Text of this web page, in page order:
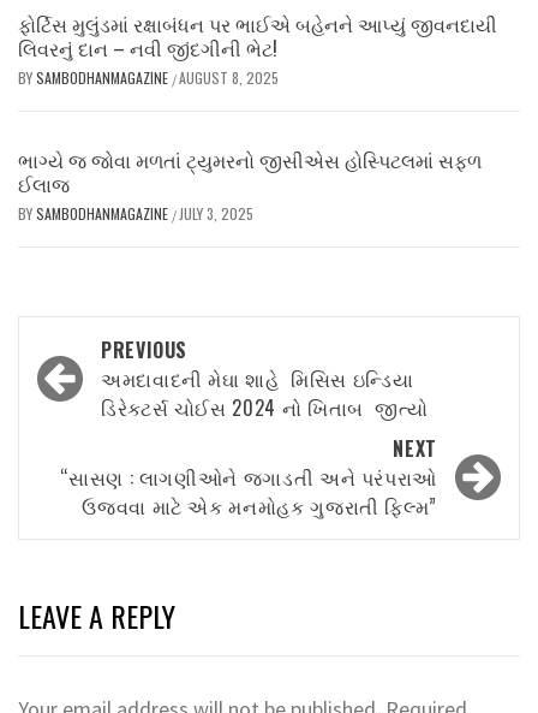
ફોર્ટિસ મુલુંડમાં રક્ષાબંધન પર ભાઈએ બહેનને આપ્યું જીવનદાયી
લિવરનું દાન – નવી જીંદગીની ભેટ!
BYSAMBODHANMAGAZINE /AUGUST 8, 2025
ભાગ્યે જ જોવા મળતાં ટ્યુમરનો જીસીએસ હોસ્પિટલમાં સફળ
ઈલાજ
BYSAMBODHANMAGAZINE / JULY 3, 2025
Post
navigation
PREVIOUS
અમદાવાદની મેઘા શાહે મિસિસ ઇન્ડિયા
ડિરેક્ટર્સ ચોઈસ 2024 નો ખિતાબ જીત્યો
NEXT
“સાસણ : લાગણીઓને જગાડતી અને પરંપરાઓ
ઉજવવા માટે એક મનમોહક ગુજરાતી ફિલ્મ”
LEAVE A REPLY